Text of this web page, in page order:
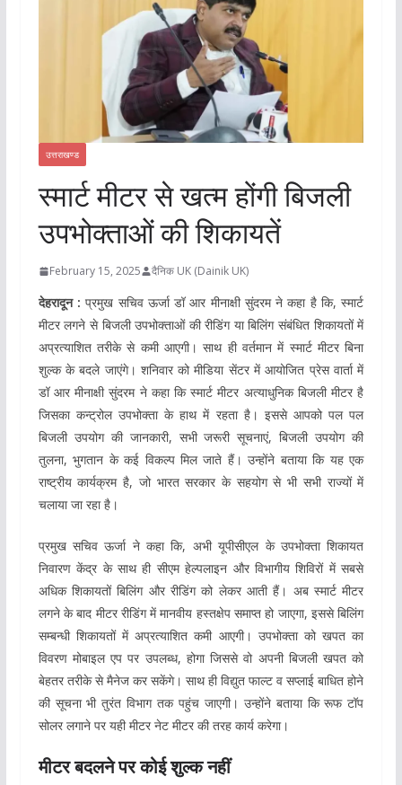
उत्तराखण्ड
स्मार्ट मीटर से खत्म होंगी बिजली
उपभोक्ताओं की शिकायतें
February 15, 2025 दैनिक UK (Dainik UK)
देहरादून : प्रमुख सचिव ऊर्जा डॉ आर मीनाक्षी सुंदरम ने कहा है कि, स्मार्ट
मीटर लगने से बिजली उपभोक्ताओं की रीडिंग या बिलिंग संबंधित शिकायतों में
अप्रत्याशित तरीके से कमी आएगी। साथ ही वर्तमान में स्मार्ट मीटर बिना
शुल्क के बदले जाएंगे। शनिवार को मीडिया सेंटर में आयोजित प्रेस वार्ता में
डॉ आर मीनाक्षी सुंदरम ने कहा कि स्मार्ट मीटर अत्याधुनिक बिजली मीटर है
जिसका कन्ट्रोल उपभोक्ता के हाथ में रहता है। इससे आपको पल पल
बिजली उपयोग की जानकारी, सभी जरूरी सूचनाएं, बिजली उपयोग की
तुलना, भुगतान के कई विकल्प मिल जाते हैं। उन्होंने बताया कि यह एक
राष्ट्रीय कार्यक्रम है, जो भारत सरकार के सहयोग से भी सभी राज्यों में
चलाया जा रहा है।
प्रमुख सचिव ऊर्जा ने कहा कि, अभी यूपीसीएल के उपभोक्ता शिकायत
निवारण केंद्र के साथ ही सीएम हेल्पलाइन और विभागीय शिविरों में सबसे
अधिक शिकायतों बिलिंग और रीडिंग को लेकर आती हैं। अब स्मार्ट मीटर
लगने के बाद मीटर रीडिंग में मानवीय हस्तक्षेप समाप्त हो जाएगा, इससे बिलिंग
सम्बन्धी शिकायतों में अप्रत्याशित कमी आएगी। उपभोक्ता को खपत का
विवरण मोबाइल एप पर उपलब्ध, होगा जिससे वो अपनी बिजली खपत को
बेहतर तरीके से मैनेज कर सकेंगे। साथ ही विद्युत फाल्ट व सप्लाई बाधित होने
की सूचना भी तुरंत विभाग तक पहुंच जाएगी। उन्होंने बताया कि रूफ टॉप
सोलर लगाने पर यही मीटर नेट मीटर की तरह कार्य करेगा।
मीटर बदलने पर कोई शुल्क नहीं